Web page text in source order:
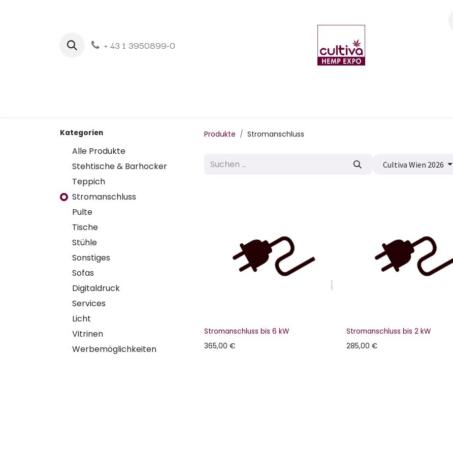
+ 43 1 3950899-0
Kategorien
Alle Produkte
Stehtische & Barhocker
Teppich
Stromanschluss
Pulte
Tische
Stühle
Sonstiges
Sofas
Digitaldruck
Services
Licht
Vitrinen
Werbemöglichkeiten
Produkte Stromanschluss
Cultiva Wien 2026
Stromanschluss bis 6 kW
365,00 €
Stromanschluss bis 2 kW
285,00 €